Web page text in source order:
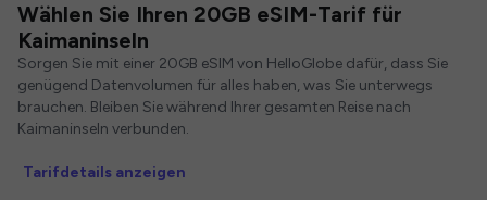
Wählen Sie Ihren 20GB eSIM-Tarif für
Kaimaninseln
Sorgen Sie mit einer 20GB eSIM von HelloGlobe dafür, dass Sie
genügend Datenvolumen für alles haben, was Sie unterwegs
brauchen. Bleiben Sie während Ihrer gesamten Reise nach
Kaimaninseln verbunden.
Tarifdetails anzeigen